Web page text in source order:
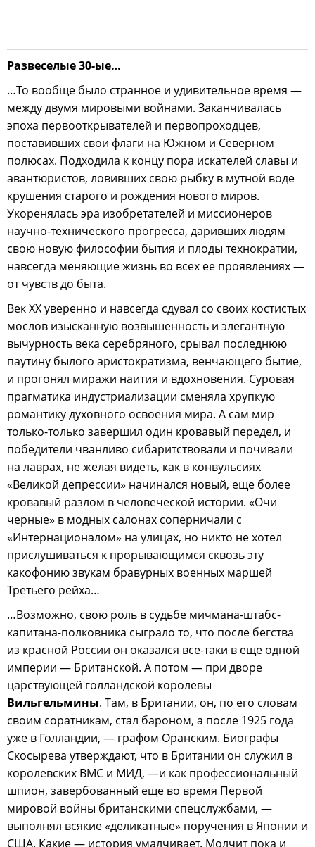
Развеселые 30-ые…
…То вообще было странное и удивительное время —
между двумя мировыми войнами. Заканчивалась
эпоха первооткрывателей и первопроходцев,
поставивших свои флаги на Южном и Северном
полюсах. Подходила к концу пора искателей славы и
авантюристов, ловивших свою рыбку в мутной воде
крушения старого и рождения нового миров.
Укоренялась эра изобретателей и миссионеров
научно-технического прогресса, даривших людям
свою новую философии бытия и плоды технократии,
навсегда меняющие жизнь во всех ее проявлениях —
от чувств до быта.
Век ХХ уверенно и навсегда сдувал со своих костистых
мослов изысканную возвышенность и элегантную
вычурность века серебряного, срывал последнюю
паутину былого аристократизма, венчающего бытие,
и прогонял миражи наития и вдохновения. Суровая
прагматика индустриализации сменяла хрупкую
романтику духовного освоения мира. А сам мир
только-только завершил один кровавый передел, и
победители чванливо сибаритствовали и почивали
на лаврах, не желая видеть, как в конвульсиях
«Великой депрессии» начинался новый, еще более
кровавый разлом в человеческой истории. «Очи
черные» в модных салонах соперничали с
«Интернационалом» на улицах, но никто не хотел
прислушиваться к прорывающимся сквозь эту
какофонию звукам бравурных военных маршей
Третьего рейха…
…Возможно, свою роль в судьбе мичмана-штабс-
капитана-полковника сыграло то, что после бегства
из красной России он оказался все-таки в еще одной
империи — Британской. А потом — при дворе
царствующей голландской королевы
Вильгельмины. Там, в Британии, он, по его словам
своим соратникам, стал бароном, а после 1925 года
уже в Голландии, — графом Оранским. Биографы
Скосырева утверждают, что в Британии он служил в
королевских ВМС и МИД, —и как профессиональный
шпион, завербованный еще во время Первой
мировой войны британскими спецслужбами, —
выполнял всякие «деликатные» поручения в Японии и
США. Какие — история умалчивает. Молчит пока и